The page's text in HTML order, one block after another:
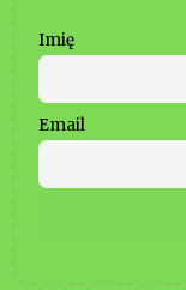
Imię
Email